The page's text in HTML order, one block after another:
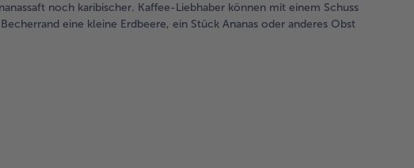
noch karibischer. Kaffee-Liebhaber können mit einem Schuss
eine kleine Erdbeere, ein Stück Ananas oder anderes Obst